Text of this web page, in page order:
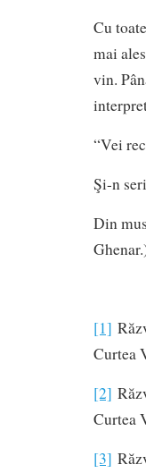
Cu
mai
vin.
“Vei
Şi-n
Din
[1]
Curtea
[2]
Curtea
[3]